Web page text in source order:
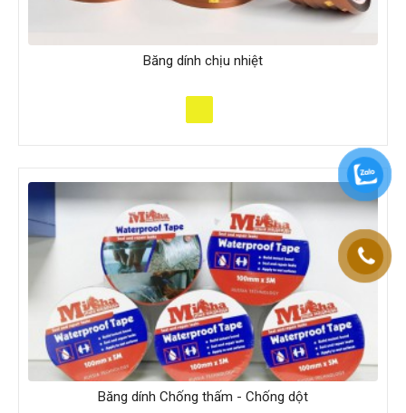
Băng dính chịu nhiệt
Băng dính Chống thấm - Chống dột